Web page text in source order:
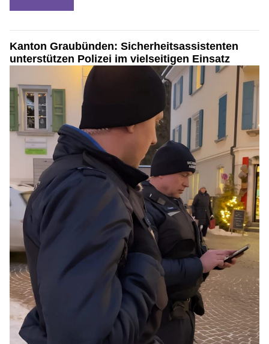
Kanton Graubünden: Sicherheitsassistenten
unterstützen Polizei im vielseitigen Einsatz